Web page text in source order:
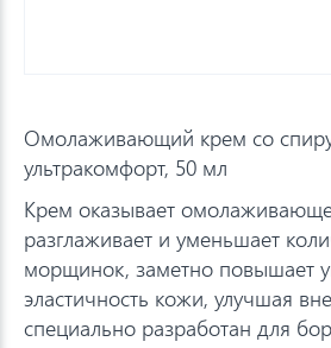
Омолаживающий крем со
ультракомфорт, 50 мл
Крем оказывает
разглаживает и уменьшает
морщинок, заметно повышает
эластичность кожи, улучшая
специально разработан для